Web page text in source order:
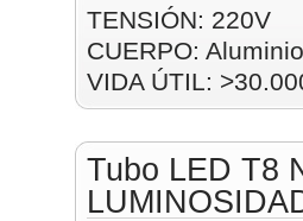
TENSIÓN: 220V
CUERPO: Aluminio
VIDA ÚTIL:
Tubo LED T8